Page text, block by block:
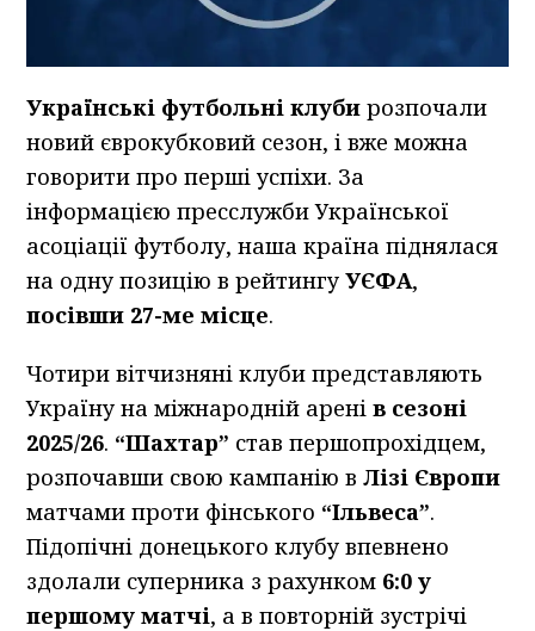
Українські футбольні клубирозпочали
новий єврокубковий сезон, і вже можна
говорити про перші успіхи. За
інформацією пресслужби Української
асоціації футболу, наша країна піднялася
на одну позицію в рейтингу УЄФА,
посівши 27-ме місце.
Чотири вітчизняні клуби представляють
Україну на міжнародній аренів сезоні
2025/26. “Шахтар” став першопрохідцем,
розпочавши свою кампанію в Лізі Європи
матчами проти фінського “Ільвеса”.
Підопічні донецького клубу впевнено
здолали суперника з рахунком 6:0 у
першому матчі, а в повторній зустрічі